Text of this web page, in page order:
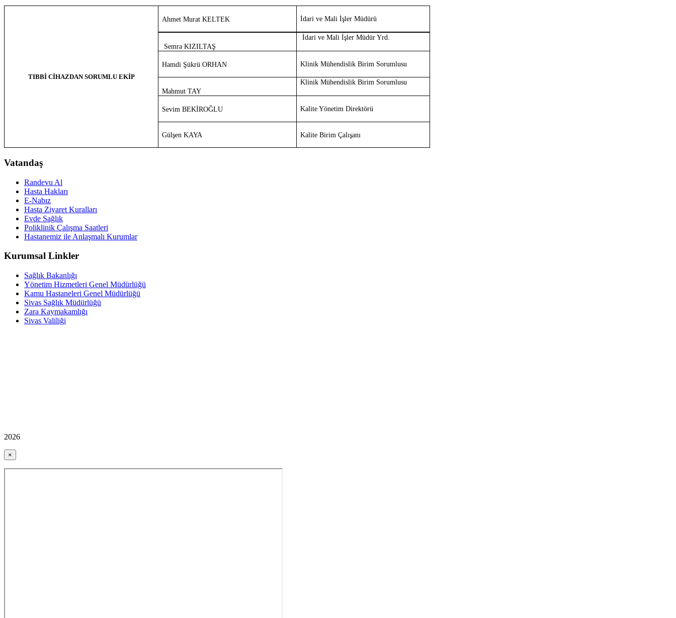
TIBBİ CİHAZDAN SORUMLU EKİP
Ahmet Murat KELTEK İdari ve Mali İşler Müdürü
Semra KIZILTAŞ
İdari ve Mali İşler Müdür Yrd.
Hamdi Şükrü ORHAN Klinik Mühendislik Birim Sorumlusu
Mahmut TAY
Klinik Mühendislik Birim Sorumlusu
Sevim BEKİROĞLU Kalite Yönetim Direktörü
Gülşen KAYA Kalite Birim Çalışanı
Vatandaş
Randevu Al
Hasta Hakları
E-Nabız
Hasta Ziyaret Kuralları
Evde Sağlık
Poliklinik Çalışma Saatleri
Hastanemiz ile Anlaşmalı Kurumlar
Kurumsal Linkler
Sağlık Bakanlığı
Yönetim Hizmetleri Genel Müdürlüğü
Kamu Hastaneleri Genel Müdürlüğü
Sivas Sağlık Müdürlüğü
Zara Kaymakamlığı
Sivas Valiliği
2026
×